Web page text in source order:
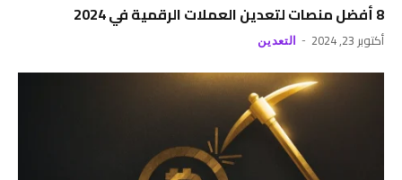
8 أفضل منصات لتعدين العملات الرقمية في 2024
أكتوبر 23, 2024 التعدين